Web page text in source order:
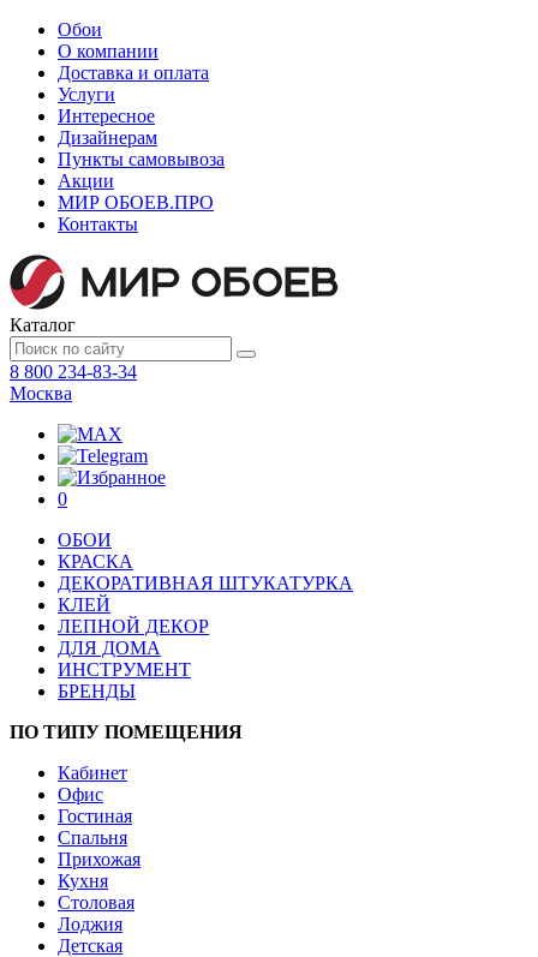
Обои
О компании
Доставка и оплата
Услуги
Интересное
Дизайнерам
Пункты самовывоза
Акции
МИР ОБОЕВ.ПРО
Контакты
Каталог
8 800 234-83-34
Москва
0
ОБОИ
КРАСКА
ДЕКОРАТИВНАЯ ШТУКАТУРКА
КЛЕЙ
ЛЕПНОЙ ДЕКОР
ДЛЯ ДОМА
ИНСТРУМЕНТ
БРЕНДЫ
ПО ТИПУ ПОМЕЩЕНИЯ
Кабинет
Офис
Гостиная
Спальня
Прихожая
Кухня
Столовая
Лоджия
Детская